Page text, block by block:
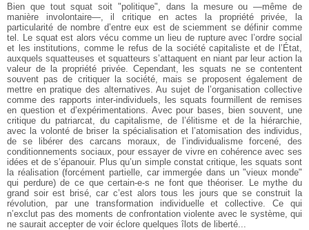
Bien que tout squat soit "politique", dans la mesure ou —même de
manière involontaire—, il critique en actes la propriété privée, la
particularité denombre d’entre eux est de sciemment se définir comme
tel. Le squat est alors vécu comme un lieu de rupture avec l’ordre social
et les institutions, comme le refus de la société capitaliste et de l’État,
auxquels squatteuses etsquatteurs s’attaquent en niant par leur action la
valeur de la propriétéprivée. Cependant, les squats ne se contentent
souvent pas de critiquer lasociété, mais se proposent également de
mettre en pratique des alternatives. Au sujet de l’organisation collective
comme des rapports inter-individuels, les squats fourmillent de remises
en question et d’expérimentations. Avec pour bases, bien souvent, une
critique du patriarcat, du capitalisme, de l’élitisme et de la hiérarchie,
avec la volonté de briser la spécialisation et l’atomisation des individus,
de se libérer des carcans moraux, de l’individualisme forcené, des
conditionnements sociaux, pour essayer de vivreen cohérence avec ses
idées et de s’épanouir. Plus qu’un simple constatcritique, les squats sont
la réalisation (forcément partielle, car immergée dans un "vieux monde"
qui perdure) de ce que certain-e-s ne font que théoriser.
Le mythe du
grand soir est brisé, car c’est alors tous les jours que seconstruit la
révolution, par une transformation individuelle et collective. Ce qui
n’exclut pas des moments de confrontation violente avec le système, qui
ne saurait accepter de voir éclore quelques îlots de liberté...